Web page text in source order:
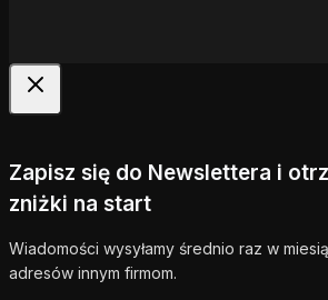
Zapisz się do Newslettera i
zniżki na start
Wiadomości wysyłamy średnio raz w
adresów innym firmom.